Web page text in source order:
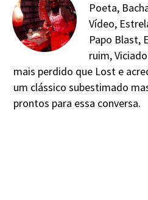
Poeta,
Vídeo,
Papo Blast,
ruim,
mais perdido que Lost e
um clássico subestimado
prontos para essa conversa.